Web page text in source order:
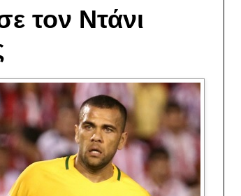
τον Ντάνι